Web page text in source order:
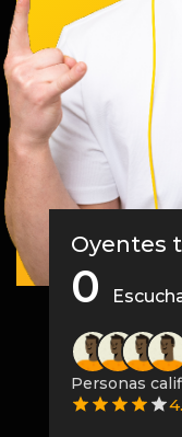
Oyentes
0
Personas